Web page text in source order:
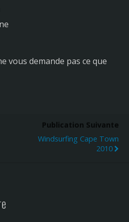
vous demande pas ce que
Publication Suivante
Windsurfing Cape Town
2010